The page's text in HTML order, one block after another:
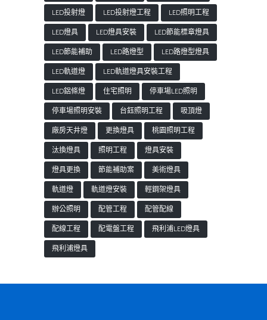
LED投射燈
LED投射燈工程
LED照明工程
LED燈具
LED燈具安裝
LED節能標章燈具
LED節能補助
LED路燈型
LED路燈型燈具
LED軌道燈
LED軌道燈具安裝工程
LED鋁條燈
住宅照明
停車場LED照明
停車場照明安裝
台鈺照明工程
吸頂燈
廠房天井燈
更換燈具
桃園照明工程
汰換燈具
照明工程
燈具安裝
燈具更換
節能補助案
美術燈具
軌道燈
軌道燈安裝
輕鋼架燈具
辦公照明
配管工程
配管配線
配線工程
配電盤工程
飛利浦LED燈具
飛利浦燈具